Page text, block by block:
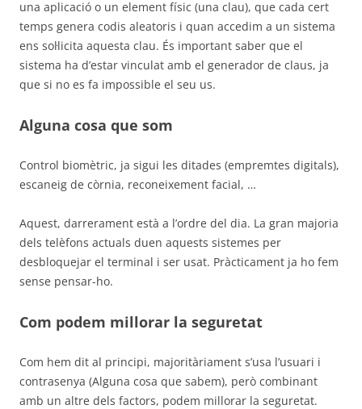
una aplicació o un element físic (una clau), que cada cert
temps genera codis aleatoris i quan accedim a un sistema
ens sol·licita aquesta clau. És important saber que el
sistema ha d’estar vinculat amb el generador de claus, ja
que si no es fa impossible el seu us.
Alguna cosa que som
Control biomètric, ja sigui les ditades (empremtes digitals),
escaneig de còrnia, reconeixement facial, …
Aquest, darrerament està a l’ordre del dia. La gran majoria
dels telèfons actuals duen aquests sistemes per
desbloquejar el terminal i ser usat. Pràcticament ja ho fem
sense pensar-ho.
Com podem millorar la seguretat
Com hem dit al principi, majoritàriament s’usa l’usuari i
contrasenya (Alguna cosa que sabem), però combinant
amb un altre dels factors, podem millorar la seguretat.